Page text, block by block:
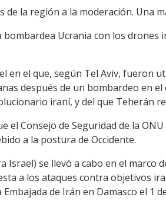
de la región a la moderación. Una
bombardea Ucrania con los
en el que, según Tel Aviv, fueron
después de un bombardeo en
iraní, y del que Teherán
el Consejo de Seguridad de la
a la postura de Occidente.
Israel) se llevó a cabo en el marco
a los ataques contra objetivos
de Irán en Damasco el 1